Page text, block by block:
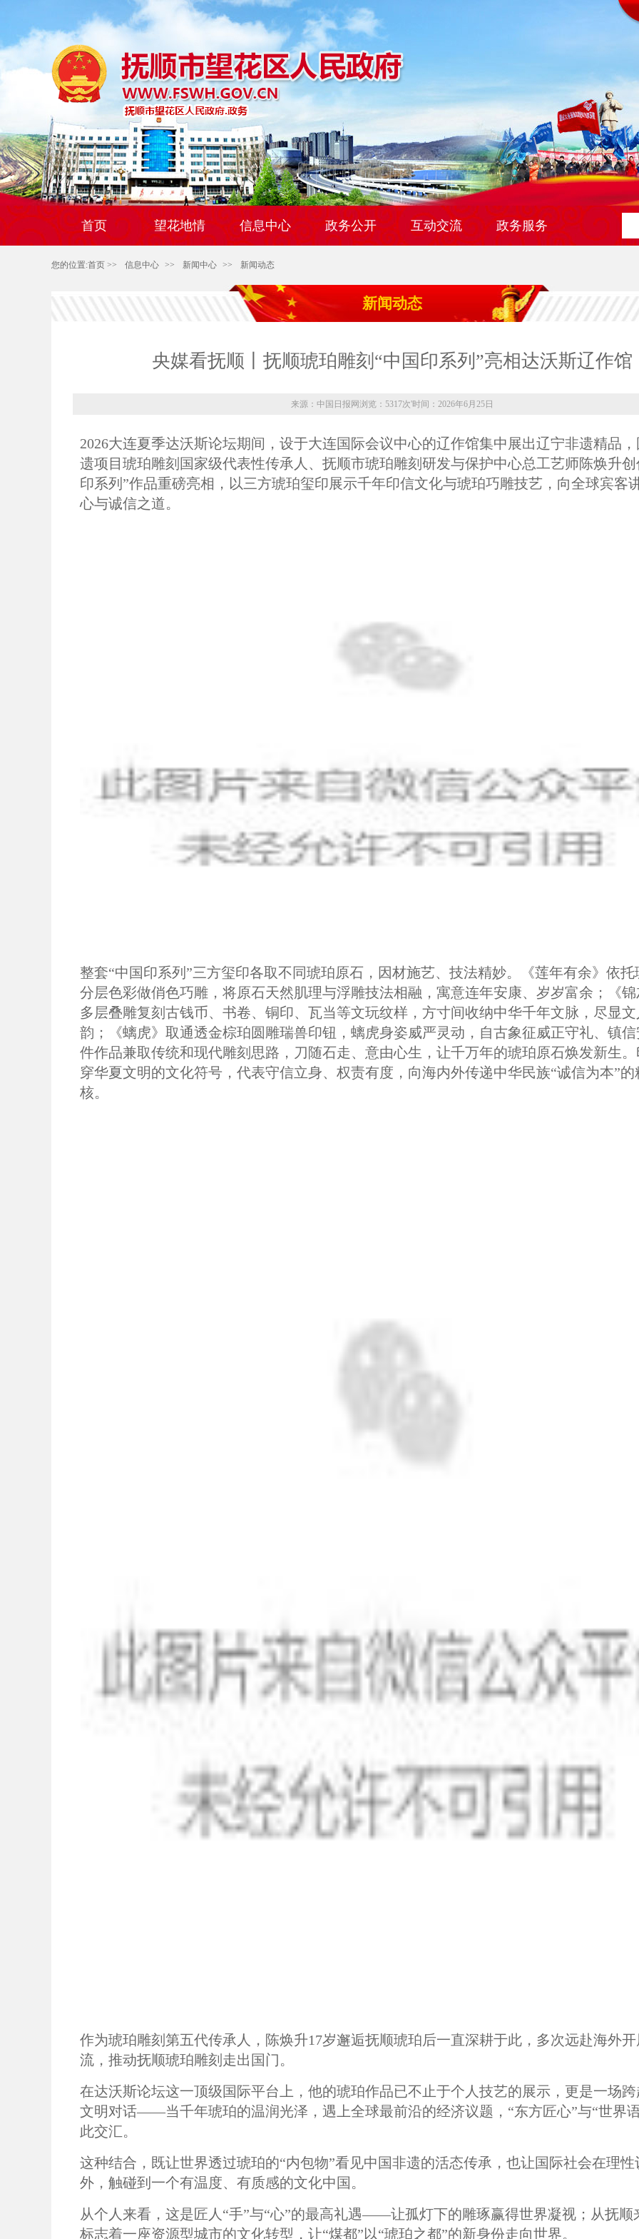
首页 望花地情 信息中心 政务公开 互动交流 政务服务
您的位置:首页 >> 信息中心 >> 新闻中心 >> 新闻动态
新闻动态
央媒看抚顺丨抚顺琥珀雕刻“中国印系列”亮相达沃斯辽作馆
来源：中国日报网浏览：5317次'时间：2026年6月25日
2026大连夏季达沃斯论坛期间，设于大连国际会议中心的辽作馆集中展出辽宁非遗精品
遗项目琥珀雕刻国家级代表性传承人、抚顺市琥珀雕刻研发与保护中心总工艺师陈焕升创
印系列”作品重磅亮相，以三方琥珀玺印展示千年印信文化与琥珀巧雕技艺，向全球宾客
心与诚信之道。
整套“中国印系列”三方玺印各取不同琥珀原石，因材施艺、技法精妙。《莲年有余》依托
分层色彩做俏色巧雕，将原石天然肌理与浮雕技法相融，寓意连年安康、岁岁富余；《
多层叠雕复刻古钱币、书卷、铜印、瓦当等文玩纹样，方寸间收纳中华千年文脉，尽显
韵；《螭虎》取通透金棕珀圆雕瑞兽印钮，螭虎身姿威严灵动，自古象征威正守礼、镇
件作品兼取传统和现代雕刻思路，刀随石走、意由心生，让千万年的琥珀原石焕发新生
穿华夏文明的文化符号，代表守信立身、权责有度，向海内外传递中华民族“诚信为本”的
核。
作为琥珀雕刻第五代传承人，陈焕升17岁邂逅抚顺琥珀后一直深耕于此，多次远赴海外
流，推动抚顺琥珀雕刻走出国门。
在达沃斯论坛这一顶级国际平台上，他的琥珀作品已不止于个人技艺的展示，更是一场
文明对话——当千年琥珀的温润光泽，遇上全球最前沿的经济议题，“东方匠心”与“世界
此交汇。
这种结合，既让世界透过琥珀的“内包物”看见中国非遗的活态传承，也让国际社会在理性
外，触碰到一个有温度、有质感的文化中国。
从个人来看，这是匠人“手”与“心”的最高礼遇——让孤灯下的雕琢赢得世界凝视；从抚顺
标志着一座资源型城市的文化转型，让“煤都”以“琥珀之都”的新身份走向世界。